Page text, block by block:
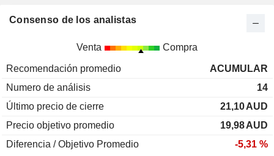
Consenso de los analistas
Venta Compra
Recomendación promedio
ACUMULAR
Numero de análisis
14
Último precio de cierre
21,10AUD
Precio objetivo promedio
19,98AUD
Diferencia / Objetivo Promedio
-5,31 %